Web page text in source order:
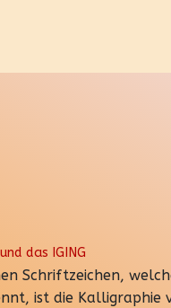
das IGING
Schriftzeichen,
ist die Kalligraphie